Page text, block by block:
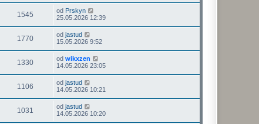
1545 od Prskyn
25.05.2026 12:39
1770 od jastud
15.05.2026 9:52
1330 od wikxzen
14.05.2026 23:05
1106 od jastud
14.05.2026 10:21
1031 od jastud
14.05.2026 10:20